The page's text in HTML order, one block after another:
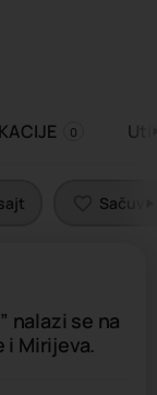
0
nalazi se na
i Mirijeva.